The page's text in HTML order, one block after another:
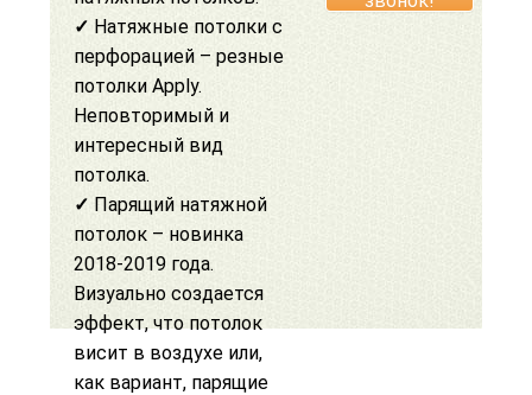
✓ Натяжные потолки с
перфорацией –резные
потолки Apply.
Неповторимый и
интересный вид
потолка.
✓ Парящий натяжной
потолок – новинка
2018-2019 года.
Визуально создается
эффект, что потолок
висит в воздухе или,
как вариант, парящие